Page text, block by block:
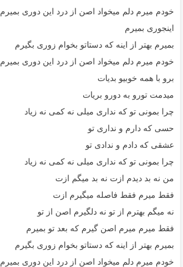
خودم میرم دلم میخواد اصن از درد این دوری بمیرم
اینجوری بمیرم
بمیرم بهتر از اینه که دستاتو بخوام زوری بگیرم
خودم میرم دلم میخواد اصن از درد این دوری بمیرم
برو با همه خوبیو بدیات
میدمت تورو به دورو بریات
چرا بمونی تو که نداری میلی نه کمی نه زیاد
حسی که دارم و نداری تو
عشقی که دادم و ندادی تو
چرا بمونی تو که نداری میلی نه کمی نه زیاد
من نه بد دیدم ازت نه بد میگم ازت
فقط میرم فقط فاصله میگیرم ازت
نه میگم بهترم از تو نه دلگیرم اصن از تو
فقط میرم میرم اصن گیرم که بعد تو بمیرم
بمیرم بهتر از اینه که دستاتو بخوام زوری بگیرم
خودم میرم دلم میخواد اصن از درد این دوری بمیرم